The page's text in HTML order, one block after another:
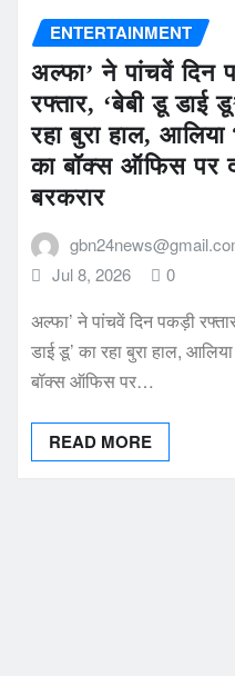
ENTERTAINMENT
अल्फा’ ने पांचवें दिन
रफ्तार, ‘बेबी डू डाई
रहा बुरा हाल,
का बॉक्स ऑफिस पर
बरकरार
Jul 8, 2026
0
अल्फा’ ने पांचवें दिन पकड़ी
डाई डू’ का रहा बुरा हाल,
बॉक्स ऑफिस पर…
READ MORE